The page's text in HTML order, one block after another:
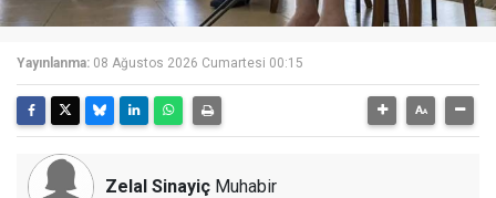
Yayınlanma: 08 Ağustos 2026 Cumartesi 00:15
Zelal Sinayiç Muhabir